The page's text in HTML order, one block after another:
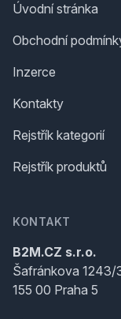
Úvodní stránka
Obchodní
Inzerce
Kontakty
Rejstřík kategorií
Rejstřík produktů
KONTAKT
B2M.CZ s.r.o.
Šafránkova 1243/
155 00 Praha 5